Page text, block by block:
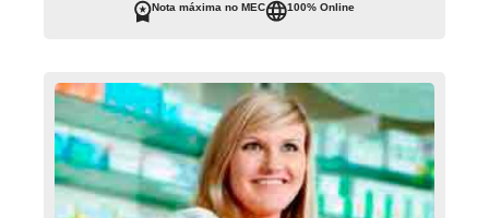
Nota máxima no MEC 100% Online